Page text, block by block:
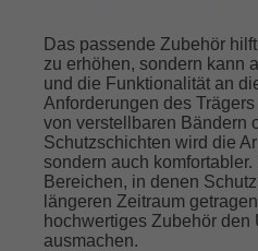
Das passende Zubehör
zu erhöhen, sondern kann
und die Funktionalität an
Anforderungen des
von verstellbaren Bändern
Schutzschichten wird die
sondern auch
Bereichen, in denen
längeren Zeitraum
hochwertiges Zubehör den
ausmachen.